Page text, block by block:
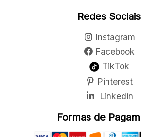
Redes Sociais
Instagram
Facebook
TikTok
Pinterest
Linkedin
Formas de